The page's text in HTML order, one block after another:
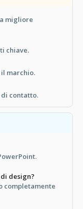
migliore
chiave.
marchio.
contatto.
design?
completamente